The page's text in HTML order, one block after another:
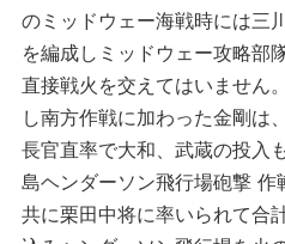
のミッドウェー海戦時には三
を編成しミッドウェー攻略部
直接戦火を交えてはいません
し南方作戦に加わった金剛は
長官直率で大和、武蔵の投入
島ヘンダーソン飛行場砲撃 作
共に栗田中将に率いられて合